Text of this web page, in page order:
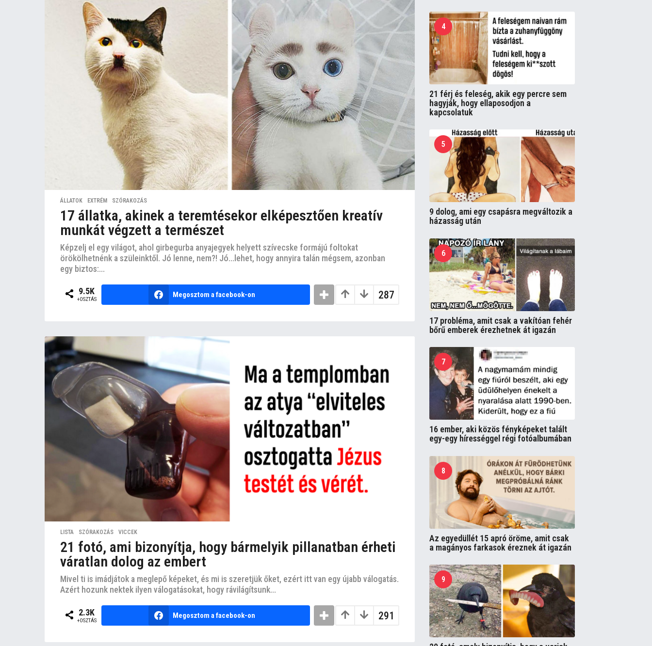
ÁLLATOK ,EXTRÉM ,SZÓRAKOZÁS
17 állatka, akinek a teremtésekor elképesztően kreatív
munkát végzett a természet
Képzelj el egy világot, ahol girbegurba anyajegyek helyett szívecske formájú foltokat
örökölhetnénk a szüleinktől. Jó lenne, nem?! Jó...lehet, hogy annyira talán mégsem, azonban
egy biztos:...
287
9.5K
+OSZTÁS
Megosztom a facebook-on
LISTA ,SZÓRAKOZÁS ,VICCEK
21 fotó, ami bizonyítja, hogy bármelyik pillanatban érheti
váratlan dolog az embert
Mivel ti is imádjátok a meglepő képeket, és mi is szeretjük őket, ezért itt van egy újabb válogatás.
Azért hozunk nektek ilyen válogatásokat, hogy rávilágítsunk...
291
2.3K
+OSZTÁS
Megosztom a facebook-on
4
21 férj és feleség, akik egy percre sem
hagyják, hogy ellaposodjon a
kapcsolatuk
5
9 dolog, ami egy csapásra megváltozik a
házasság után
6
17 probléma, amit csak a vakítóan fehér
bőrű emberek érezhetnek át igazán
7
16 ember, aki közös fényképeket talált
egy-egy hírességgel régi fotóalbumában
8
Az egyedüllét 15 apró öröme, amit csak
a magányos farkasok éreznek át igazán
9